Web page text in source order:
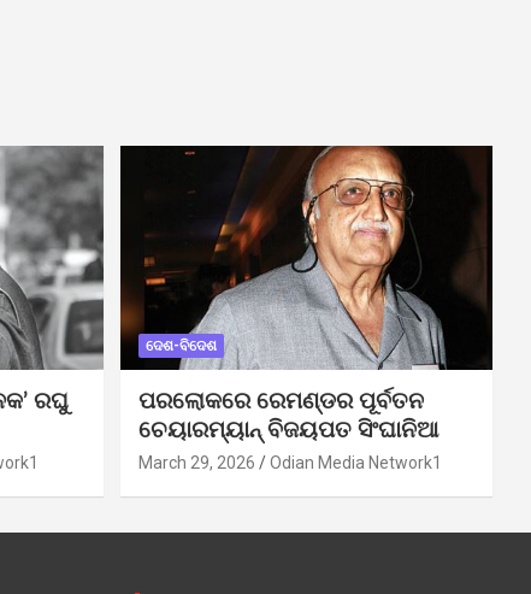
ରଘୁ
ଦେଶ-ବିଦେଶ
ପରଲୋକରେ ରେମଣ୍ଡର ପୂର୍ବତନ
ଚେୟାରମ୍ୟାନ୍ ବିଜୟପତ ସିଂଘାନିଆ
March 29, 2026 Odian Media Network1